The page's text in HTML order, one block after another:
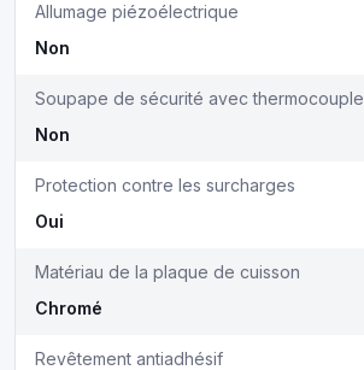
Allumage piézoélectrique
Non
Soupape de sécurité avec thermocouple
Non
Protection contre les surcharges
Oui
Matériau de la plaque de cuisson
Chromé
Revêtement antiadhésif